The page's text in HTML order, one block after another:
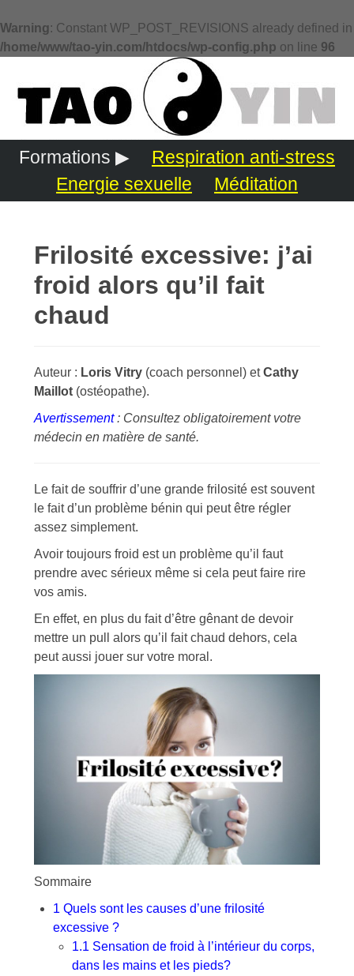
Warning: Constant WP_POST_REVISIONS already defined in
/home/www/tao-yin.com/htdocs/wp-config.php on line 96
Formations ▶
Respiration anti-stress
Energie sexuelle
Méditation
Frilosité excessive: j’ai
froid alors qu’il fait
chaud
Auteur : Loris Vitry (coach personnel) etCathy
Maillot (ostéopathe).
Avertissement: Consultez obligatoirement votre
médecin en matière de santé.
Le fait de souffrir d’une grande frilosité est souvent
le fait d’un problème bénin qui peut être régler
assez simplement.
Avoir toujours froid est un problème qu’il faut
prendre avec sérieux même si cela peut faire rire
vos amis.
En effet, en plus du fait d’être gênant de devoir
mettre un pull alors qu’il fait chaud dehors, cela
peut aussi jouer sur votre moral.
Sommaire
1 Quels sont les causes d’une frilosité
excessive ?
1.1 Sensation de froid à l’intérieur du corps,
dans les mains et les pieds?